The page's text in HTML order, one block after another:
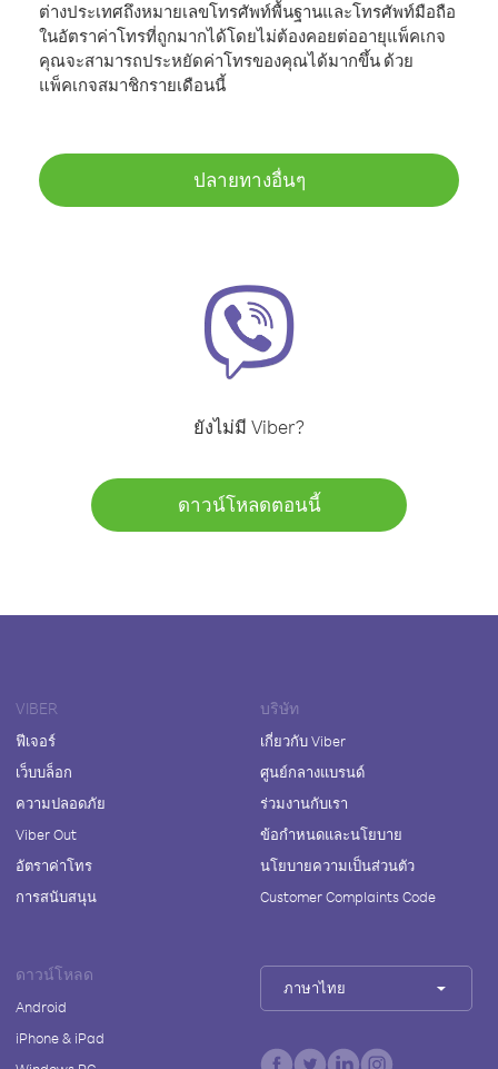
ต่างประเทศถึงหมายเลขโทรศัพท์พื้นฐานและโทรศัพท์มือถือ
ในอัตราค่าโทรที่ถูกมากได้โดยไม่ต้องคอยต่ออายุแพ็คเกจ
คุณจะสามารถประหยัดค่าโทรของคุณได้มากขึ้น ด้วย
แพ็คเกจสมาชิกรายเดือนนี้
ปลายทางอื่นๆ
ยังไม่มี Viber?
ดาวน์โหลดตอนนี้
VIBER
ฟีเจอร์
เว็บบล็อก
ความปลอดภัย
Viber Out
อัตราค่าโทร
การสนับสนุน
บริษัท
เกี่ยวกับ Viber
ศูนย์กลางแบรนด์
ร่วมงานกับเรา
ข้อกำหนดและนโยบาย
นโยบายความเป็นส่วนตัว
Customer Complaints Code
ดาวน์โหลด
Android
iPhone & iPad
ภาษาไทย